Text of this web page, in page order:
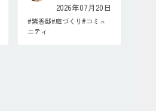
2026年07月20日
#紫香邸#庭づくり#コミュ
ニティ